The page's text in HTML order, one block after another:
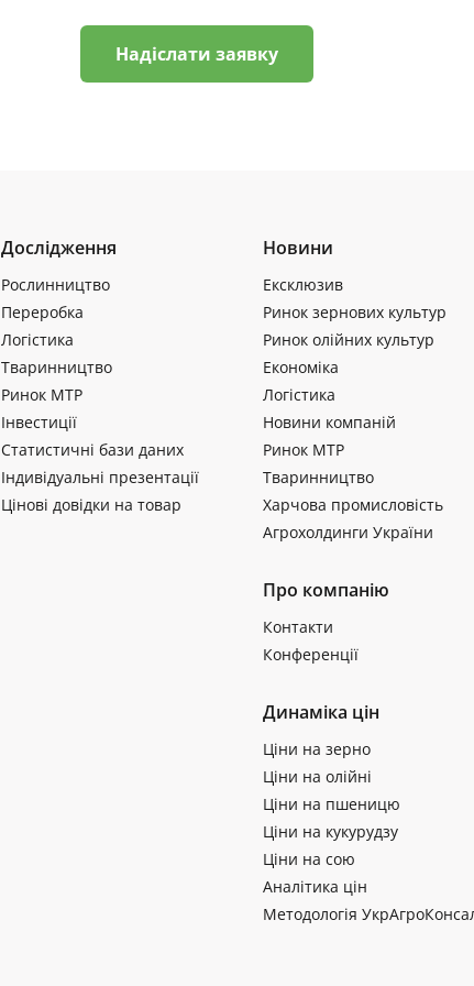
Надіслати заявку
Дослідження
Рослинництво
Переробка
Логістика
Тваринництво
Ринок МТР
Інвестиції
Статистичні бази даних
Індивідуальні презентації
Цінові довідки на товар
Новини
Ексклюзив
Ринок зернових культур
Ринок олійних культур
Економіка
Логістика
Новини компаній
Ринок МТР
Тваринництво
Харчова промисловість
Агрохолдинги України
Про компанію
Контакти
Конференції
Динаміка цін
Ціни на зерно
Ціни на олійні
Ціни на пшеницю
Ціни на кукурудзу
Ціни на сою
Аналітика цін
Методологія